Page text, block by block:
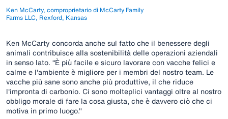
Ken McCarty, comproprietario di McCarty Family
Farms LLC, Rexford, Kansas
Ken McCarty concorda anche sul fatto che il benessere degli
animali contribuisce alla sostenibilità delle operazioni aziendali
in senso lato. “È più facile e sicuro lavorare con vacche felici e
calme e l'ambiente è migliore per i membri del nostro team. Le
vacche più sane sono anche più produttive, il che riduce
l'impronta di carbonio. Ci sono molteplici vantaggi oltre al nostro
obbligo morale di fare la cosa giusta, che è davvero ciò che ci
motiva in primo luogo."